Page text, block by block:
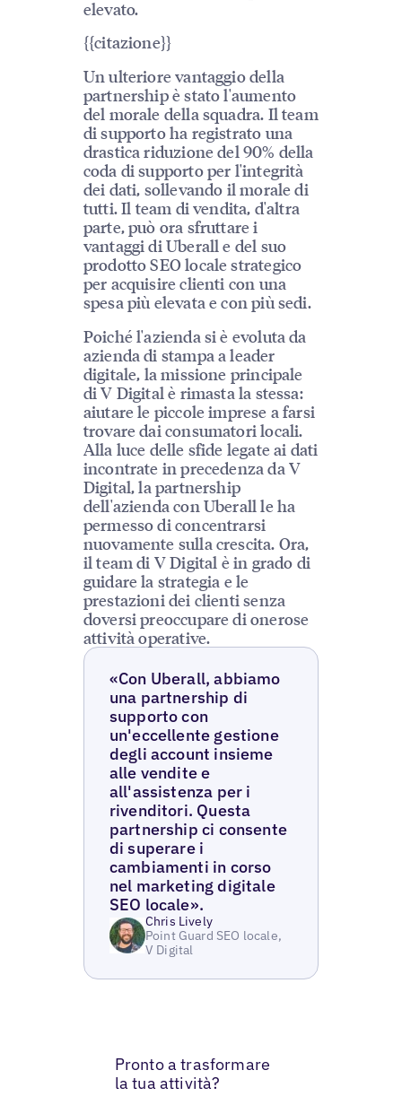
elevato.
{{citazione}}
Un ulteriore vantaggio della
partnership è stato l'aumento
del morale della squadra. Il team
di supporto ha registrato una
drastica riduzione del 90% della
coda di supporto per l'integrità
dei dati, sollevando il morale di
tutti. Il team di vendita, d'altra
parte, può ora sfruttare i
vantaggi di Uberall e del suo
prodotto SEO locale strategico
per acquisire clienti con una
spesa più elevata e con più sedi.
Poiché l'azienda si è evoluta da
azienda di stampa a leader
digitale, la missione principale
di V Digital è rimasta la stessa:
aiutare le piccole imprese a farsi
trovare dai consumatori locali.
Alla luce delle sfide legate ai dati
incontrate in precedenza da V
Digital, la partnership
dell'azienda con Uberall le ha
permesso di concentrarsi
nuovamente sulla crescita. Ora,
il team di V Digital è in grado di
guidare la strategia e le
prestazioni dei clienti senza
doversi preoccupare di onerose
attività operative.
«Con Uberall, abbiamo
una partnership di
supporto con
un'eccellente gestione
degli account insieme
alle vendite e
all'assistenza per i
rivenditori. Questa
partnership ci consente
di superare i
cambiamenti in corso
nel marketing digitale
SEO locale».
Chris Lively
Point Guard SEO locale,
V Digital
Pronto a trasformare
la tua attività?